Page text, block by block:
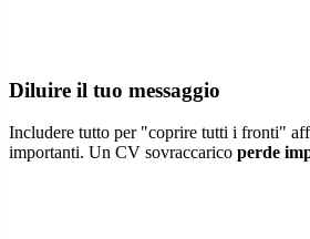
Diluire il tuo messaggio
Includere tutto per "coprire tutti i fronti"
importanti. Un CV sovraccarico perde